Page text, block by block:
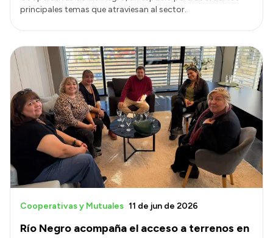
principales temas que atraviesan al sector.
Río Negro acompaña el acceso a terrenos en
Cooperativas y Mutuales 11 de jun de 2026